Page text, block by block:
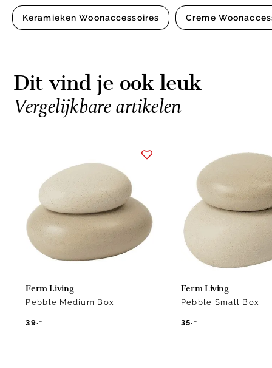
Keramieken Woonaccessoires Creme
Dit vind je ook leuk
Vergelijkbare artikelen
Ferm Living
Pebble Medium Box
39.-
Ferm Living
Pebble Small Box
35.-